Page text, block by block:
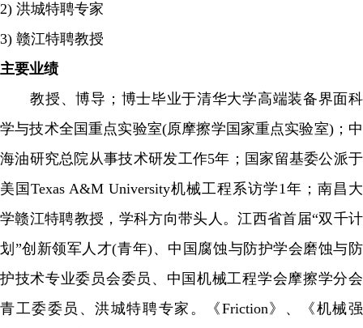
2) 洪城特聘专家
3) 赣江特聘教授
主要业绩
教授、博导；博士毕业于清华大学高端装备界面科
学与技术全国重点实验室(原摩擦学国家重点实验室)；中
海油研究总院从事技术研发工作5年；国家留基委公派于
美国Texas A&M University机械工程系访学1年；南昌大
学赣江特聘教授，学科方向带头人。江西省首届“双千计
划”创新领军人才(青年)、中国腐蚀与防护学会磨蚀与防
护技术专业委员会委员、中国机械工程学会摩擦学分会
青工委委员、洪城特聘专家。《Friction》、《机械强